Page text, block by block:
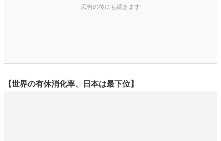
【世界の有休消化率、日本は最下位】